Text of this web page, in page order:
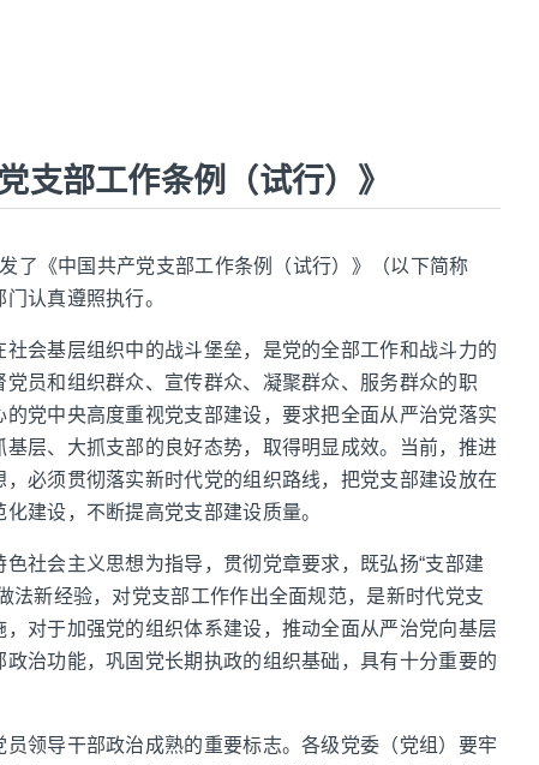
支部工作条例（试行）》
了《中国共产党支部工作条例（试行）》（以下简称
认真遵照执行。
会基层组织中的战斗堡垒，是党的全部工作和战斗力的
员和组织群众、宣传群众、凝聚群众、服务群众的职
党中央高度重视党支部建设，要求把全面从严治党落实
层、大抓支部的良好态势，取得明显成效。当前，推进
必须贯彻落实新时代党的组织路线，把党支部建设放在
建设，不断提高党支部建设质量。
社会主义思想为指导，贯彻党章要求，既弘扬“支部建
法新经验，对党支部工作作出全面规范，是新时代党支
对于加强党的组织体系建设，推动全面从严治党向基层
治功能，巩固党长期执政的组织基础，具有十分重要的
领导干部政治成熟的重要标志。各级党委（党组）要牢